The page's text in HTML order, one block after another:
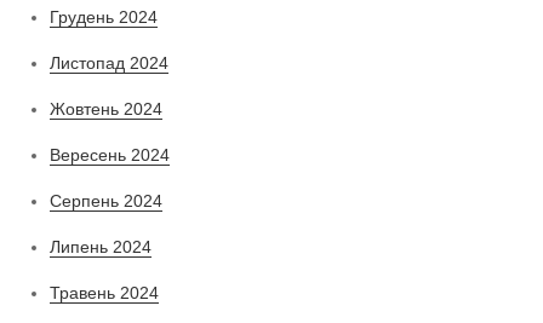
Грудень 2024
Листопад 2024
Жовтень 2024
Вересень 2024
Серпень 2024
Липень 2024
Травень 2024